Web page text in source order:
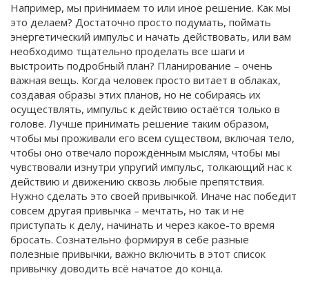
Например, мы принимаем то или иное решение. Как мы
это делаем? Достаточно просто подумать, поймать
энергетический импульс и начать действовать, или вам
необходимо тщательно проделать все шаги и
выстроить подробный план? Планирование – очень
важная вещь. Когда человек просто витает в облаках,
создавая образы этих планов, но не собираясь их
осуществлять, импульс к действию остаётся только в
голове. Лучше принимать решение таким образом,
чтобы мы проживали его всем существом, включая тело,
чтобы оно отвечало порождённым мыслям, чтобы мы
чувствовали изнутри упругий импульс, толкающий нас к
действию и движению сквозь любые препятствия.
Нужно сделать это своей привычкой. Иначе нас победит
совсем другая привычка – мечтать, но так и не
приступать к делу, начинать и через какое-то время
бросать. Сознательно формируя в себе разные
полезные привычки, важно включить в этот список
привычку доводить всё начатое до конца.